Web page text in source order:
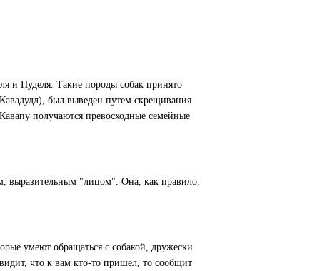
и Пуделя. Такие породы собак принято
был выведен путем скрещивания
получаются превосходные семейные
выразительным "лицом". Она, как правило,
умеют обращаться с собакой, дружески
что к вам кто-то пришел, то сообщит